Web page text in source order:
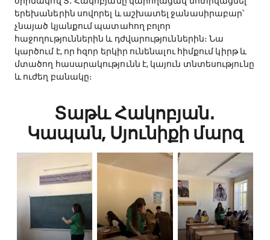
երեխաներին սովորել և աշխատել ջանասիրաբար՝
չնայած կյանքում պատահող բոլոր
հաջողություններին և դժվարություններին։ Նա
կարծում է, որ հզոր երկիր ունենալու հիմքում կիրթ և
մտածող հասարակությունն է, կայուն տնտեսությունը
և ուժեղ բանակը։
Տաթև Հակոբյան․
Կապան, Սյունիքի մարզ